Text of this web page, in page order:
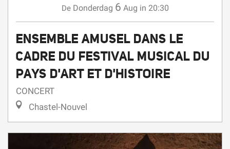
De Donderdag 6 Aug in 20:30
ENSEMBLE AMUSEL DANS LE
CADRE DU FESTIVAL MUSICAL DU
PAYS D'ART ET D'HISTOIRE
CONCERT
Chastel-Nouvel